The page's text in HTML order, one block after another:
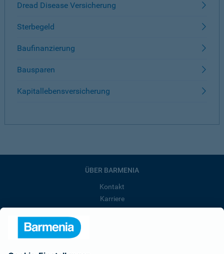
Dread Disease Versicherung
Sterbegeld
Baufinanzierung
Bausparen
Kapitallebensversicherung
ÜBER BARMENIA
Kontakt
Karriere